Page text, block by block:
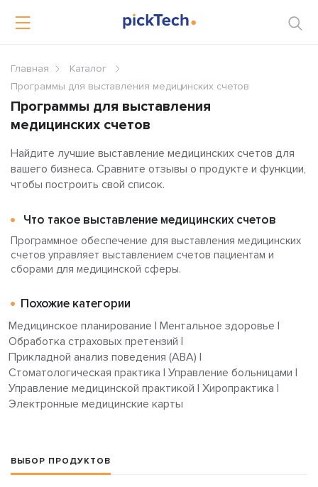
Главная
Каталог
Программы для выставления медицинских счетов
Программы для выставления
медицинских счетов
Найдите лучшие выставление медицинских счетов для
вашего бизнеса. Сравните отзывы о продукте и функции,
чтобы построить свой список.
Что такое выставление медицинских счетов
Программное обеспечение для выставления медицинских
счетов управляет выставлением счетов пациентам и
сборами для медицинской сферы.
Похожие категории
Медицинское планирование | Ментальное здоровье |
Обработка страховых претензий |
Прикладной анализ поведения (ABA) |
Стоматологическая практика | Управление больницами |
Управление медицинской практикой | Хиропрактика |
Электронные медицинские карты
ВЫБОР ПРОДУКТОВ